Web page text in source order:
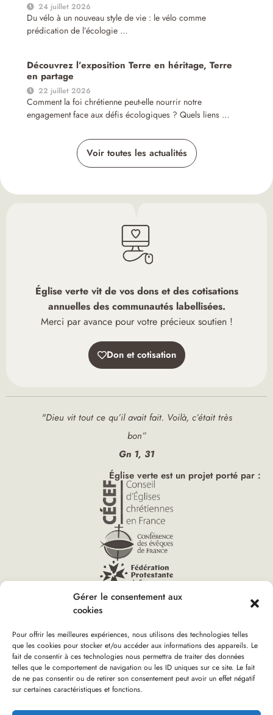
Gérer le consentement aux
cookies
Pour offrir les meilleures expériences, nous utilisons des technologies telles
que les cookies pour stocker et/ou accéder aux informations des appareils. Le
fait de consentir à ces technologies nous permettra de traiter des données
telles que le comportement de navigation ou les ID uniques sur ce site. Le fait
de ne pas consentir ou de retirer son consentement peut avoir un effet négatif
sur certaines caractéristiques et fonctions.
24 juillet 2026
Du vélo à un nouveau style de vie : le vélo comme
prédication de l’écologie …
Découvrez l’exposition Terre en héritage, Terre
en partage
22 juillet 2026
Comment la foi chrétienne peut-elle nourrir notre
engagement face aux défis écologiques ? Quels liens …
Voir toutes les actualités
Église verte vit de vos dons et des cotisations
annuelles des communautés labellisées.
Merci par avance pour votre précieux soutien !
Don et cotisation
"Dieu vit tout ce qu’il avait fait. Voilà, c’était très
bon”
Gn 1, 31
Église verte est un projet porté par :
Vous êtes ici :
Accueil»Église verte ‑ Congrégations apostoliques»Carte
des congrégations engagées